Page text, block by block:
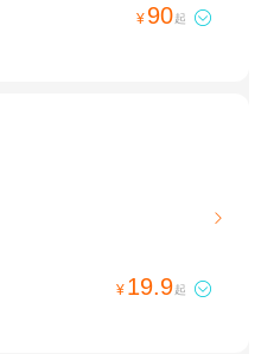
¥ 90起 

¥ 19.9起 